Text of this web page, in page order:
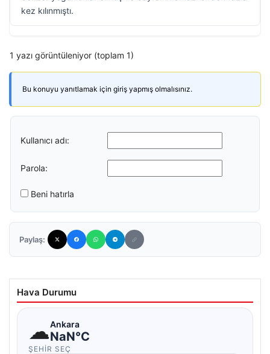
kez kılınmıştı.
1 yazı görüntüleniyor (toplam 1)
Bu konuyu yanıtlamak için giriş yapmış olmalısınız.
Kullanıcı adı:
Parola:
Beni hatırla
Paylaş:
Hava Durumu
☁Ankara
NaN°C
ŞEHIR SEÇ